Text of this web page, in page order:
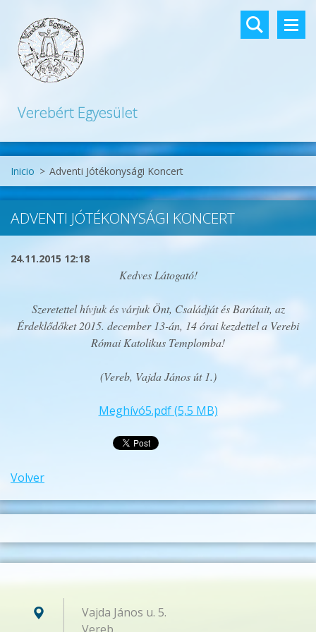
Verebért Egyesület
Inicio > Adventi Jótékonysági Koncert
ADVENTI JÓTÉKONYSÁGI KONCERT
24.11.2015 12:18
Kedves Látogató!
Szeretettel hívjuk és várjuk Önt, Családját és Barátait, az
Érdeklődőket 2015. december 13-án, 14 órai kezdettel a Verebi
Római Katolikus Templomba!
(Vereb, Vajda János út 1.)
Meghívó5.pdf (5,5 MB)
Volver
Vajda János u. 5.